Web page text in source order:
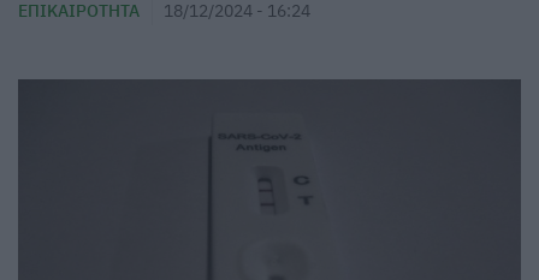
ΕΠΙΚΑΙΡΌΤΗΤΑ 18/12/2024 - 16:24